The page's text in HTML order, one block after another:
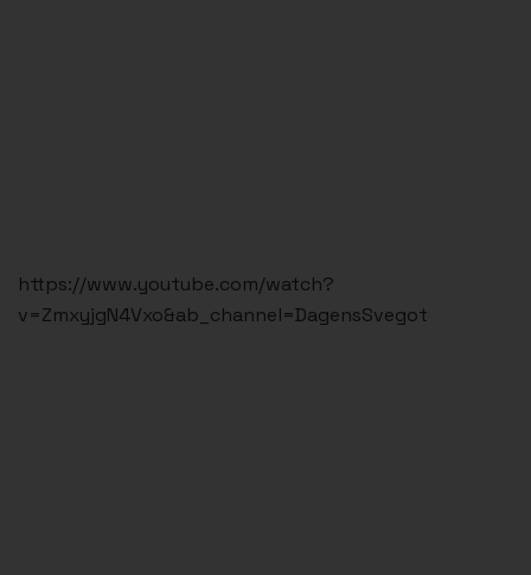
https://www.youtube.com/watch?
v=ZmxyjgN4Vxo&ab_channel=DagensSvegot